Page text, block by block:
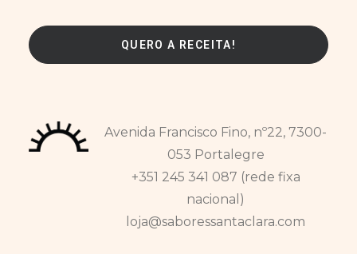
Avenida Francisco Fino, nº22, 7300-
053 Portalegre
+351 245 341 087 (rede fixa
nacional)
loja@saboressantaclara.com